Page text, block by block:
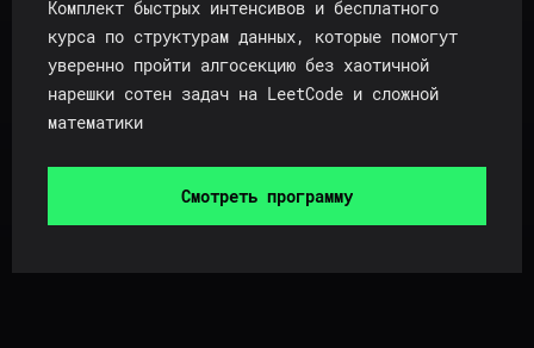
Комплект быстрых интенсивов и бесплатного
курса по структурам данных, которые помогут
уверенно пройти алгосекцию без хаотичной
нарешки сотен задач на LeetCode и сложной
математики
Смотреть программу